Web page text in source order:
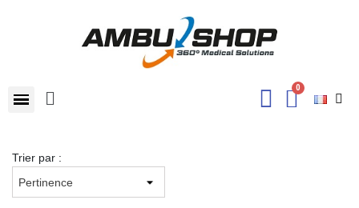
Trier par :